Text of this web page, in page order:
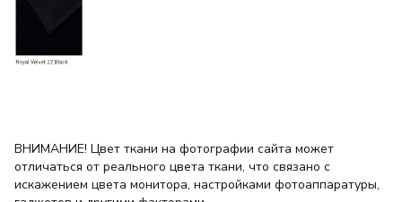
ВНИМАНИЕ! Цвет ткани на фотографии сайта может
отличаться от реального цвета ткани, что связано с
искажением цвета монитора, настройками фотоаппаратуры,